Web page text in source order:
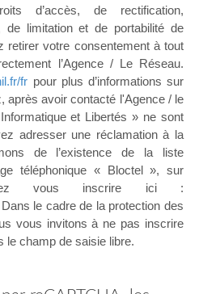
d’accès, de rectification,
de limitation et de portabilité de
retirer votre consentement à tout
l’Agence / Le Réseau.
fr pour plus d’informations sur
après avoir contacté l'Agence / le
et Libertés » ne sont
adresser une réclamation à la
de l’existence de la liste
téléphonique « Bloctel », sur
vous inscrire ici :
le cadre de la protection des
vous invitons à ne pas inscrire
le champ de saisie libre.